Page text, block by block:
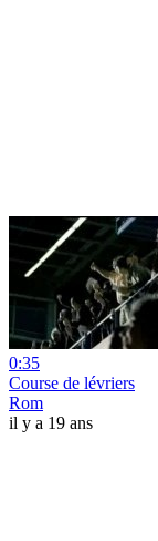
0:35
Course de lévriers
Rom
il y a 19 ans